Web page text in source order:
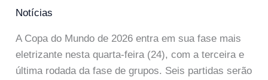
Notícias
A Copa do Mundo de 2026 entra em sua fase mais
eletrizante nesta quarta-feira (24), com a terceira e
última rodada da fase de grupos. Seis partidas serão